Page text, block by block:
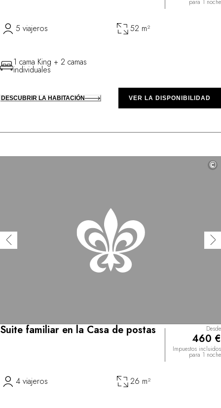
para 1 noche
5 viajeros 52 m²
1 cama King + 2 camas
individuales
DESCUBRIR LA HABITACIÓN VER LA DISPONIBILIDAD
©
Suite familiar en la Casa de postas Desde
460 €
Impuestos incluidos
para 1 noche
4 viajeros 26 m²